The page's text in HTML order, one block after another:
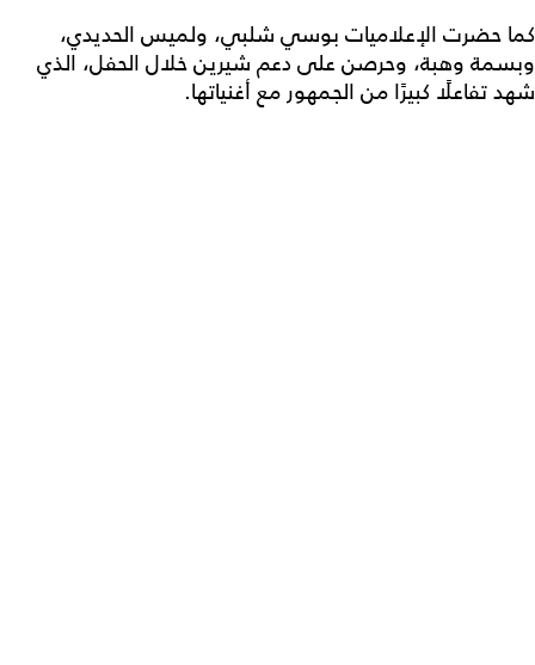
كما حضرت الإعلاميات بوسي شلبي، ولميس الحديدي،
وبسمة وهبة، وحرصن على دعم شيرين خلال الحفل، الذي
شهد تفاعلًا كبيرًا من الجمهور مع أغنياتها.